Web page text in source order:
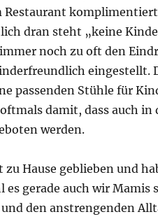
Restaurant
dran steht „keine
noch zu oft den
eingestellt.
passenden Stühle für
damit, dass auch
werden.
Hause geblieben und
es gerade auch wir Mamis
den anstrengenden